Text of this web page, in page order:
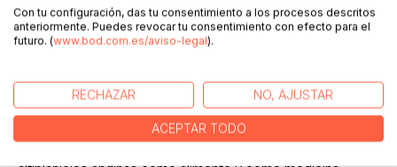
Imagina una planta, un simple tubérculo, que parece un
ambiente enrarecido y que al mismo tiempo almacena
fuerza, vitaminas, oligoelementos y nutrientes minerales.
Con tu configuración, das tu consentimiento a los procesos descritos
anteriormente. Puedes revocar tu consentimiento con efecto para el
futuro. (www.bod.com.es/aviso-legal).
RECHAZAR NO, AJUSTAR
ACEPTAR TODO